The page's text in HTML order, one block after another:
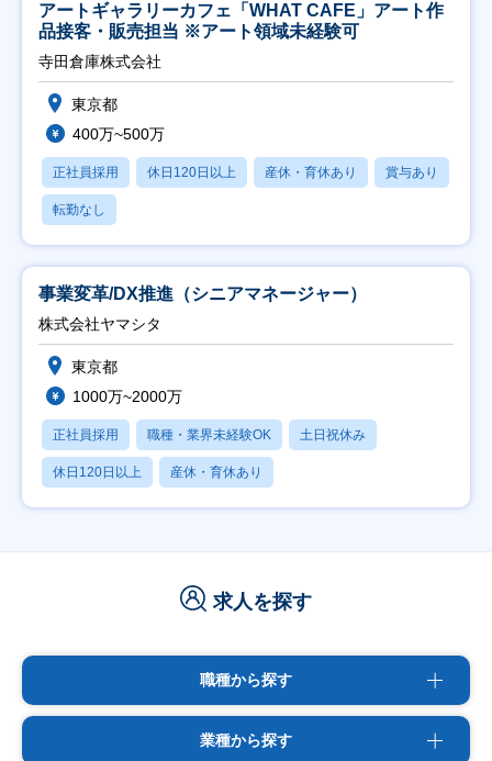
アートギャラリーカフェ「WHAT CAFE」アート作
品接客・販売担当 ※アート領域未経験可
寺田倉庫株式会社
東京都
400万~500万
正社員採用 休日120日以上 産休・育休あり 賞与あり
転勤なし
事業変革/DX推進（シニアマネージャー）
株式会社ヤマシタ
東京都
1000万~2000万
正社員採用 職種・業界未経験OK 土日祝休み
休日120日以上 産休・育休あり
求人を探す
職種から探す
業種から探す